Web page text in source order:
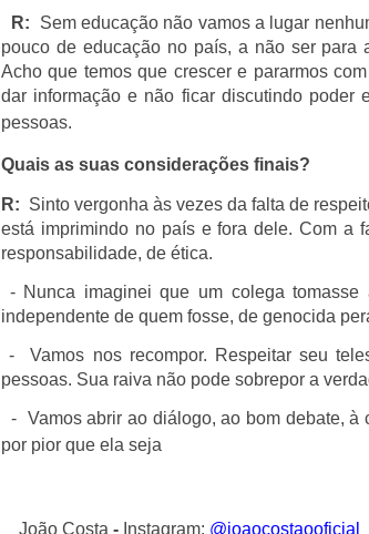
R: Sem educação não vamos a lugar
pouco de educação no país, a não ser para
Acho que temos que crescer e pararmos
dar informação e não ficar discutindo poder
pessoas.
Quais as suas considerações finais?
R: Sinto vergonha às vezes da falta de
está imprimindo no país e fora dele. Com a
responsabilidade, de ética.
- Nunca imaginei que um colega
independente de quem fosse, de genocida
- Vamos nos recompor. Respeitar seu
pessoas. Sua raiva não pode sobrepor a
- Vamos abrir ao diálogo, ao bom debate, à
por pior que ela seja
João Costa - Instagram: @joaocostaooficial